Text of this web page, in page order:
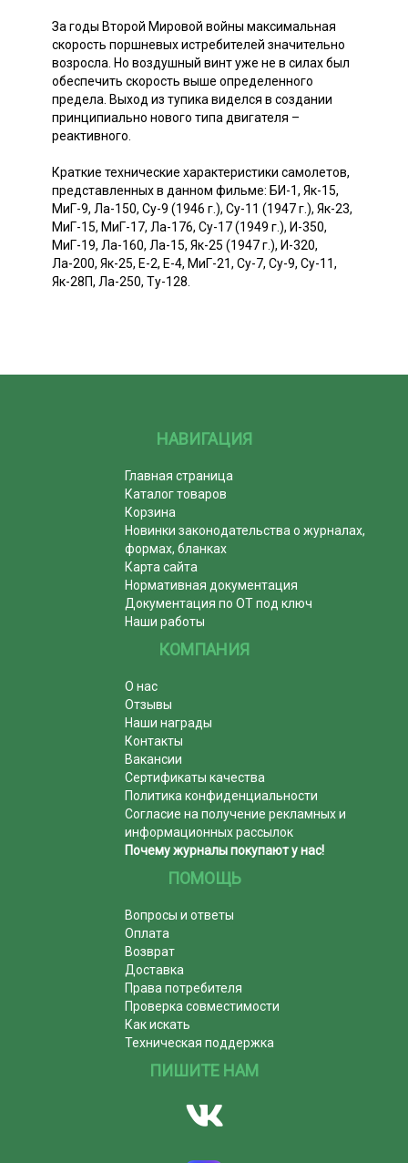
За годы Второй Мировой войны максимальная
скорость поршневых истребителей значительно
возросла. Но воздушный винт уже не в силах был
обеспечить скорость выше определенного
предела. Выход из тупика виделся в создании
принципиально нового типа двигателя –
реактивного.
Краткие технические характеристики самолетов,
представленных в данном фильме: БИ-1, Як-15,
МиГ-9, Ла-150, Су-9 (1946 г.), Су-11 (1947 г.), Як-23,
МиГ-15, МиГ-17, Ла-176, Су-17 (1949 г.), И-350,
МиГ-19, Ла-160, Ла-15, Як-25 (1947 г.), И-320,
Ла-200, Як-25, Е-2, Е-4, МиГ-21, Су-7, Су-9, Су-11,
Як-28П, Ла-250, Ту-128.
НАВИГАЦИЯ
Главная страница
Каталог товаров
Корзина
Новинки законодательства о журналах,
формах, бланках
Карта сайта
Нормативная документация
Документация по ОТ под ключ
Наши работы
КОМПАНИЯ
О нас
Отзывы
Наши награды
Контакты
Вакансии
Сертификаты качества
Политика конфиденциальности
Согласие на получение рекламных и
информационных рассылок
Почему журналы покупают у нас!
ПОМОЩЬ
Вопросы и ответы
Оплата
Возврат
Доставка
Права потребителя
Проверка совместимости
Как искать
Техническая поддержка
ПИШИТЕ НАМ